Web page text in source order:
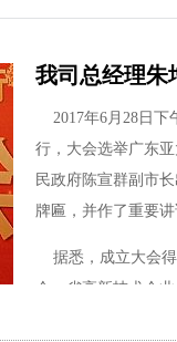
我司总经理朱
2017年6月28日下
行，大会选举广东
民政府陈宣群副市
牌匾，并作了重要
据悉，成立大会得
会、省高新技术企